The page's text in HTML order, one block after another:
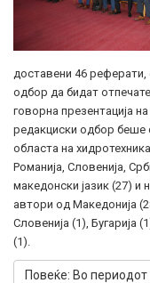
доставени 46 реферати,
одбор да бидат
говорна презентација
редакциски одбор беше
областа на
Романија, Словенија,
македонски јазик (27) и
автори од Македонија
Словенија (1), Бугарија
(1).
Повеќе: Во